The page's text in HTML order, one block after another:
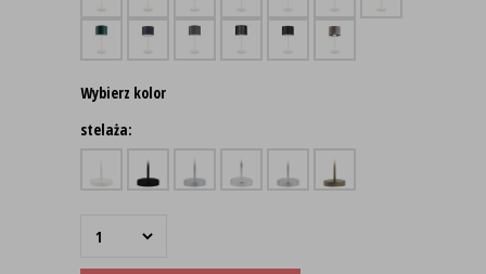
Wybierz kolor
stelaża: